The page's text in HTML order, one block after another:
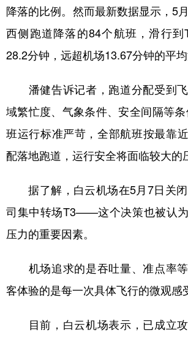
降落的比例。然而最新数据显示，5
西侧跑道降落的84个航班，滑行
28.2分钟，远超机场13.67分钟的平均
潘健告诉记者，跑道分配受到飞
域繁忙度、气象条件、安全间隔等
班运行标准严苛，全部航班按最靠
配落地跑道，运行安全将面临较大的
据了解，白云机场在5月7日关闭
司集中转场T3——这个决策也被认
压力的重要因素。
机场追求的是吞吐量、准点率等
客体验的是每一次具体飞行的微观感
目前，白云机场表示，已成立攻